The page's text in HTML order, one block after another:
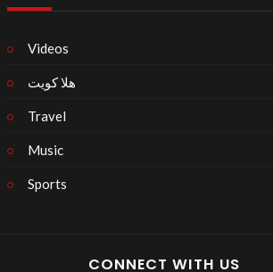
Videos
هلا كويت
Travel
Music
Sports
CONNECT WITH US